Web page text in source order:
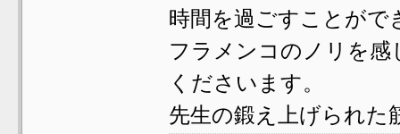
時間を過ごすことがで
フラメンコのノリを
くださいます。
先生の鍛え上げられた